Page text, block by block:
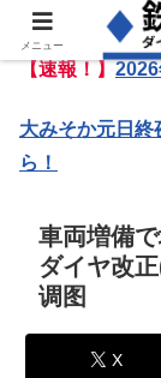
【速報！】
大みそか元日終
ら！
車両増備
ダイヤ改
调图
X
メニュー